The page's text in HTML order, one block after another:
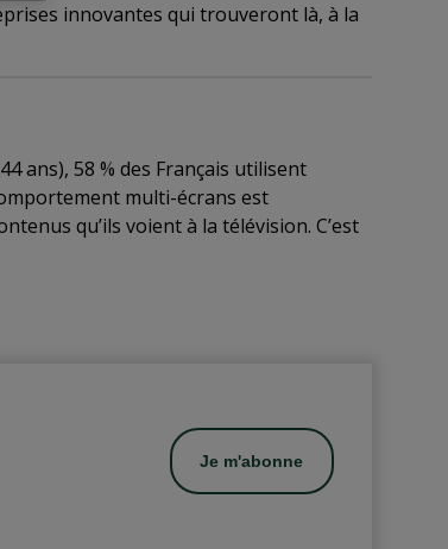
innovantes qui trouveront là, à la
ans), 58 % des Français utilisent
multi-écrans est
qu’ils voient à la télévision. C’est
Je m'abonne